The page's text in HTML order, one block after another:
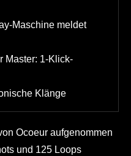
Maschine meldet
Master: 1-Klick-
Klänge
Ocoeur aufgenommen
und 125 Loops